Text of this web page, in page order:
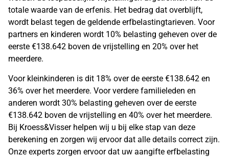
totale waarde van de erfenis. Het bedrag dat overblijft,
wordt belast tegen de geldende erfbelastingtarieven. Voor
partners en kinderen wordt 10% belasting geheven over de
eerste €138.642 boven de vrijstelling en 20% over het
meerdere.
Voor kleinkinderen is dit 18% over de eerste €138.642 en
36% over het meerdere. Voor verdere familieleden en
anderen wordt 30% belasting geheven over de eerste
€138.642 boven de vrijstelling en 40% over het meerdere.
Bij Kroess&Visser helpen wij u bij elke stap van deze
berekening en zorgen wij ervoor dat alle details correct zijn.
Onze experts zorgen ervoor dat uw aangifte erfbelasting